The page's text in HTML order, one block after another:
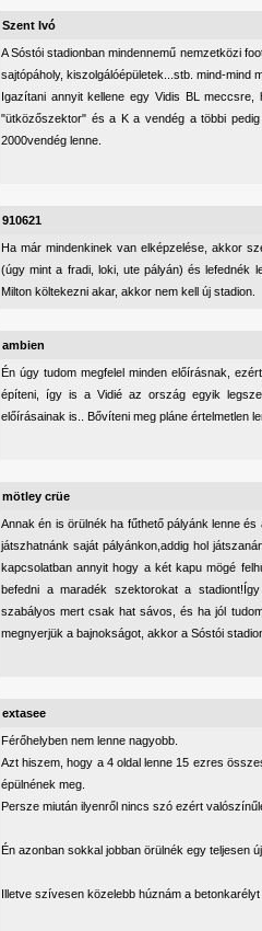
Szent Ivó
A Sóstói stadionban mindennemű nemzetközi
sajtópáholy, kiszolgálóépületek...stb. mind-mind
Igazítani annyit kellene egy Vidis BL
"ütközőszektor" és a K a vendég a többi
2000vendég lenne.
910621
Ha már mindenkinek van elképzelése, akkor
(úgy mint a fradi, loki, ute pályán) és lefednék
Milton költekezni akar, akkor nem kell új stadion.
ambien
Én úgy tudom megfelel minden előírásnak,
építeni, így is a Vidié az ország egyik
előírásainak is.. Bővíteni meg pláne értelmetlen
mötley crüe
Annak én is örülnék ha fűthető pályánk lenne
játszhatnánk saját pályánkon,addig hol
kapcsolatban annyit hogy a két kapu mögé
befedni a maradék szektorokat a
szabályos mert csak hat sávos, és ha jól
megnyerjük a bajnokságot, akkor a Sóstói
extasee
Férőhelyben nem lenne nagyobb.
Azt hiszem, hogy a 4 oldal lenne 15 ezres
épülnének meg.
Persze miután ilyenről nincs szó ezért
Én azonban sokkal jobban örülnék egy teljesen
Illetve szívesen közelebb húznám a betonkarélyt